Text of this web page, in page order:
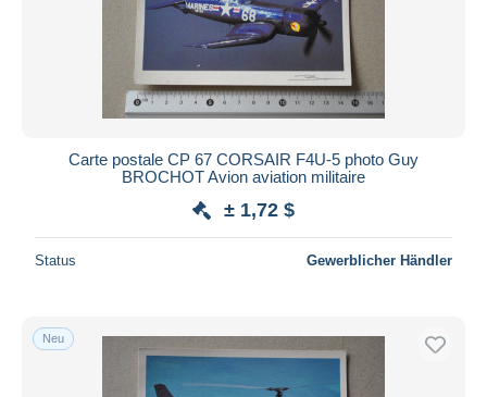
Carte postale CP 67 CORSAIR F4U-5 photo Guy
BROCHOT Avion aviation militaire
± 1,72 $
Status Gewerblicher Händler
Neu